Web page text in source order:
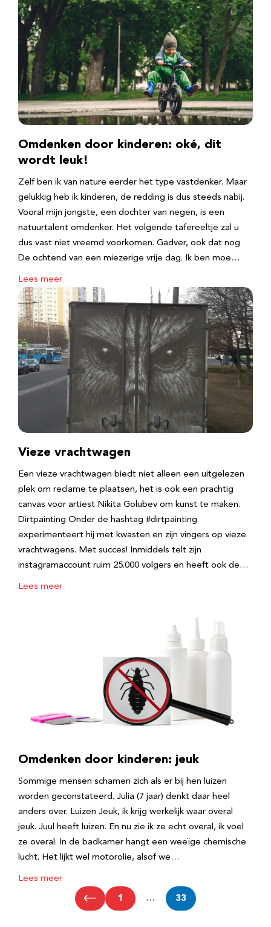
Omdenken door kinderen: oké, dit
wordt leuk!
Zelf ben ik van nature eerder het type vastdenker. Maar
gelukkig heb ik kinderen, de redding is dus steeds nabij.
Vooral mijn jongste, een dochter van negen, is een
natuurtalent omdenker. Het volgende tafereeltje zal u
dus vast niet vreemd voorkomen. Gadver, ook dat nog
De ochtend van een miezerige vrije dag. Ik ben moe…
Lees meer
Vieze vrachtwagen
Een vieze vrachtwagen biedt niet alleen een uitgelezen
plek om reclame te plaatsen, het is ook een prachtig
canvas voor artiest Nikita Golubev om kunst te maken.
Dirtpainting Onder de hashtag #dirtpainting
experimenteert hij met kwasten en zijn vingers op vieze
vrachtwagens. Met succes! Inmiddels telt zijn
instagramaccount ruim 25.000 volgers en heeft ook de…
Lees meer
Omdenken door kinderen: jeuk
Sommige mensen schamen zich als er bij hen luizen
worden geconstateerd. Julia (7 jaar) denkt daar heel
anders over. Luizen Jeuk, ik krijg werkelijk waar overal
jeuk. Juul heeft luizen. En nu zie ik ze echt overal, ik voel
ze overal. In de badkamer hangt een weeïge chemische
lucht. Het lijkt wel motorolie, alsof we…
Lees meer
1 … 33